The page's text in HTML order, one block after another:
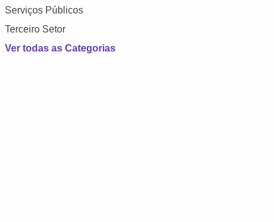
Serviços Públicos
Terceiro Setor
Ver todas as Categorias